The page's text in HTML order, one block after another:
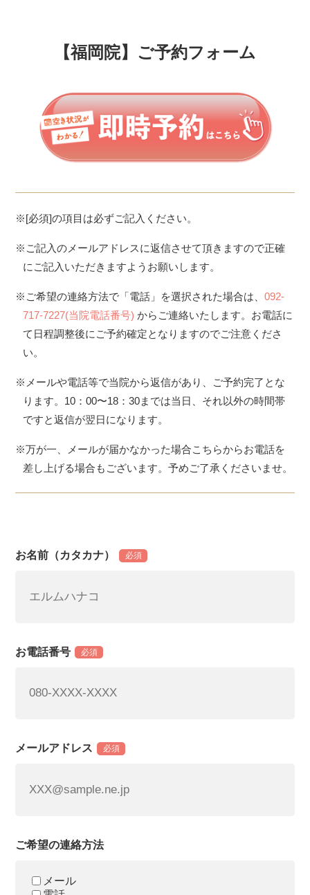
【福岡院】ご予約フォーム
※[必須]の項目は必ずご記入ください。
※ご記入のメールアドレスに返信させて頂きますので正確
にご記入いただきますようお願いします。
※ご希望の連絡方法で「電話」を選択された場合は、092-
717-7227(当院電話番号) からご連絡いたします。お電話に
て日程調整後にご予約確定となりますのでご注意くださ
い。
※メールや電話等で当院から返信があり、ご予約完了とな
ります。10：00〜18：30までは当日、それ以外の時間帯
ですと返信が翌日になります。
※万が一、メールが届かなかった場合こちらからお電話を
差し上げる場合もございます。予めご了承くださいませ。
お名前（カタカナ） 必須
お電話番号 必須
メールアドレス 必須
ご希望の連絡方法
メール